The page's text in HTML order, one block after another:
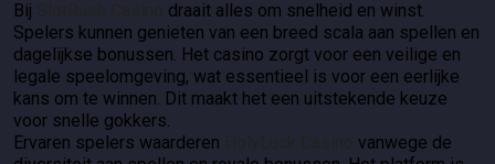
Bij
draait alles om snelheid en winst.
Spelers kunnen genieten van een breed scala aan spellen en
dagelijkse bonussen. Het casino zorgt voor een veilige en
legale speelomgeving, wat essentieel is voor een eerlijke
kans om te winnen. Dit maakt het een uitstekende keuze
voor snelle gokkers.
Ervaren spelers waarderen
vanwege de